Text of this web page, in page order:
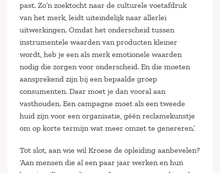
past. Zo’n zoektocht naar de culturele voetafdruk
van het merk, leidt uiteindelijk naar allerlei
uitwerkingen. Omdat het onderscheid tussen
instrumentele waarden van producten kleiner
wordt, heb je een als merk emotionele waarden
nodig die zorgen voor onderscheid. En die moeten
aansprekend zijn bij een bepaalde groep
consumenten. Daar moet je dan vooral aan
vasthouden. Een campagne moet als een tweede
huid zijn voor een organisatie, géén reclamekunstje
om op korte termijn wat meer omzet te genereren.’
Tot slot, aan wie wil Kroese de opleiding aanbevelen?
‘Aan mensen die al een paar jaar werken en hun